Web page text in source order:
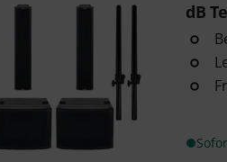
dB